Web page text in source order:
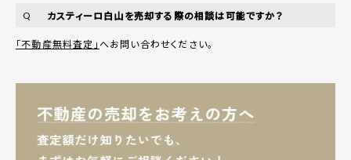
Q カスティーロ白山を売却する際の相談は可能ですか？
「不動産無料査定」へお問い合わせください。